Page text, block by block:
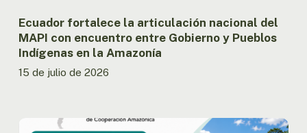
Indígenas
en
la
Amazonía
Ecuador fortalece la articulación nacional del
MAPI con encuentro entre Gobierno y Pueblos
Indígenas en la Amazonía
15 de julio de 2026
Ecuador: